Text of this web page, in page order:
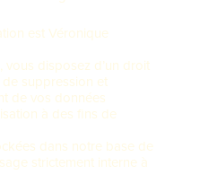
est ​Véronique
vous disposez d’un droit
de suppression et
de vos données
à des fins de
dans notre base de
strictement interne à